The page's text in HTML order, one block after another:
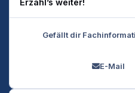
Erzähl’s weiter!
Gefällt dir
E-Mail